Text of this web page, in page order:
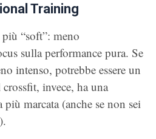
Training
“soft”: meno
sulla performance pura. Se
intenso, potrebbe essere un
invece, ha una
marcata (anche se non sei